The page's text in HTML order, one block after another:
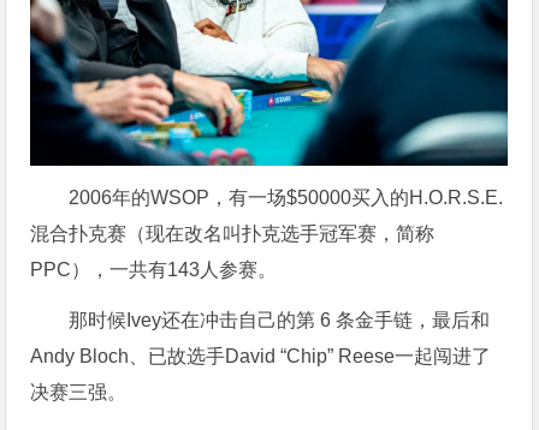
2006年的WSOP，有一场$50000买入的H.O.R.S.E.
混合扑克赛（现在改名叫扑克选手冠军赛，简称
PPC），一共有143人参赛。
那时候Ivey还在冲击自己的第 6 条金手链，最后和
Andy Bloch、已故选手David “Chip” Reese一起闯进了
决赛三强。